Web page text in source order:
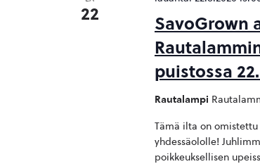
22
SavoGrown
puistossa
Rautalampi
Tämä ilta on
yhdessäololle!
poikkeuksellisen